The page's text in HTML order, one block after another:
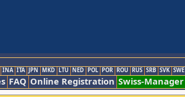
INA ITA JPN MKD LTU NED POL POR ROU RUS SRB SVK SWE
FAQ Online Registration Swiss-Manager